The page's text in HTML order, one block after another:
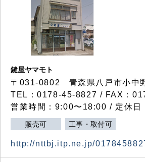
鍵屋ヤマモト
〒031-0802 青森県八戸市小中
TEL：0178-45-8827 / FAX：
営業時間：9:00〜18:00 / 定休日
販売可 工事・取付可
http://nttbj.itp.ne.jp/